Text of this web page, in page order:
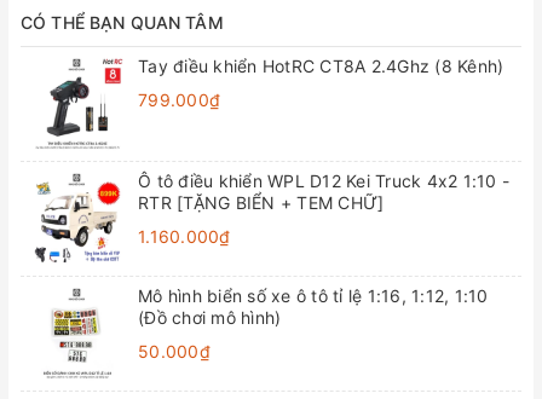
CÓ THỂ BẠN QUAN TÂM
Tay điều khiển HotRC CT8A 2.4Ghz (8 Kênh)
799.000₫
Ô tô điều khiển WPL D12 Kei Truck 4x2 1:10 -
RTR [TẶNG BIỂN + TEM CHỮ]
1.160.000₫
Mô hình biển số xe ô tô tỉ lệ 1:16, 1:12, 1:10
(Đồ chơi mô hình)
50.000₫